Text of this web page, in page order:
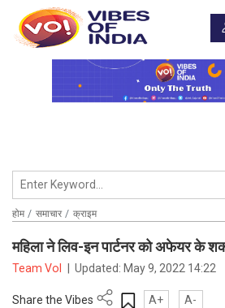
होम समाचार क्राइम
महिला ने लिव-इन पार्टनर को अफेयर के
Team VoI Updated: May 9, 2022 14:22
Share the Vibes A+ A-